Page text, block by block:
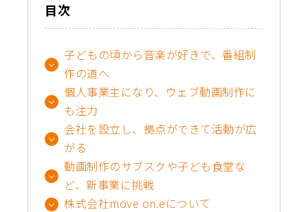
目次
子どもの頃から音楽が好きで、番組制
作の道へ
個人事業主になり、ウェブ動画制作に
も注力
会社を設立し、拠点ができて活動が広
がる
動画制作のサブスクや子ども食堂な
ど、新事業に挑戦
株式会社move on.eについて